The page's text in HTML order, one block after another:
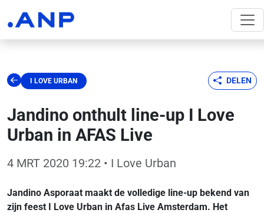
I LOVE URBAN DELEN
Jandino onthult line-up I Love
Urban in AFAS Live
4 MRT 2020 19:22 • I Love Urban
Jandino Asporaat maakt de volledige line-up bekend van
zijn feest I Love Urban in Afas Live Amsterdam. Het